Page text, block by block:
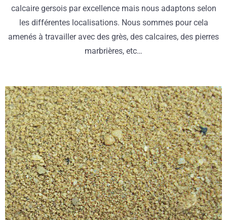
calcaire gersois par excellence mais nous adaptons selon
les différentes localisations. Nous sommes pour cela
amenés à travailler avec des grès, des calcaires, des pierres
marbrières, etc…